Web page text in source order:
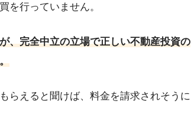
を行っていません。
、完全中立の立場で正しい不動産投資の
らえると聞けば、料金を請求されそうに